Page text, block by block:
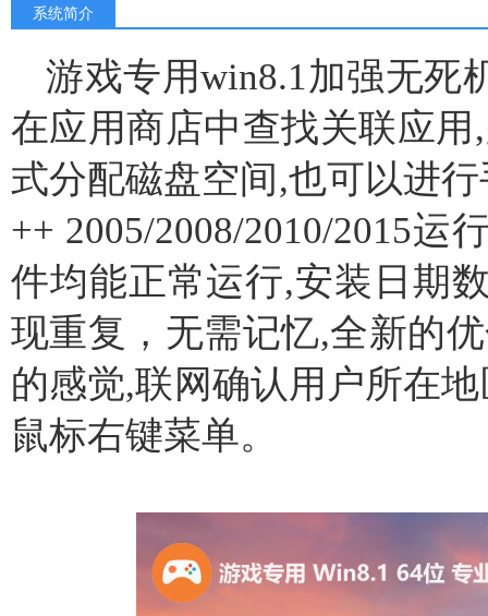
系统简介
游戏专用win8.1加强无死
在应用商店中查找关联应
式分配磁盘空间,也可以进
++ 2005/2008/2010/2015
件均能正常运行,安装日期
现重复，无需记忆,全新的
的感觉,联网确认用户所在
鼠标右键菜单。